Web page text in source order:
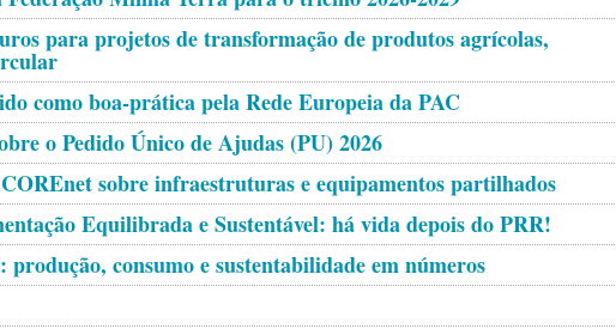
para projetos de transformação de produtos agrícolas,
como boa-prática pela Rede Europeia da PAC
o Pedido Único de Ajudas (PU) 2026
sobre infraestruturas e equipamentos partilhados
Equilibrada e Sustentável: há vida depois do PRR!
consumo e sustentabilidade em números